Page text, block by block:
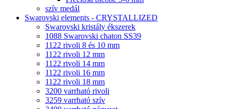
szív medál
Swarovski elements - CRYSTALLIZED
Swarovski kristály ékszerek
1088 Swarovski chaton SS39
1122 rivoli 8 és 10 mm
1122 rivoli 12 mm
1122 rivoli 14 mm
1122 rivoli 16 mm
1122 rivoli 18 mm
3200 varrható rivoli
3259 varrható szív